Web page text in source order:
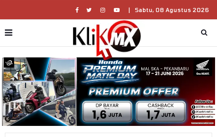
| Sabtu, 08 Agustus 2026